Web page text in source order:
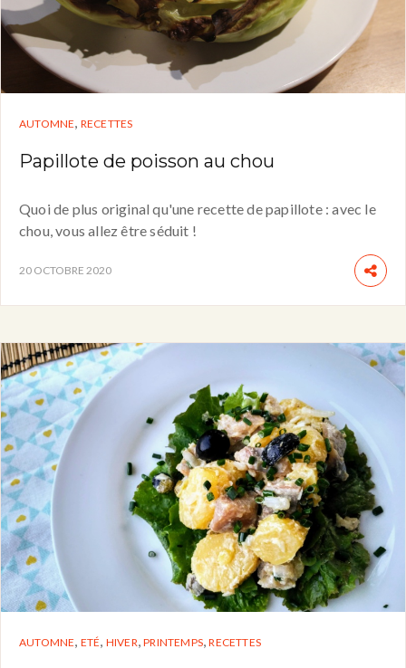
AUTOMNE, RECETTES
Papillote de poisson au chou
Quoi de plus original qu'une recette de papillote : avec le
chou, vous allez être séduit !
20 OCTOBRE 2020
AUTOMNE, ETÉ, HIVER,PRINTEMPS,RECETTES